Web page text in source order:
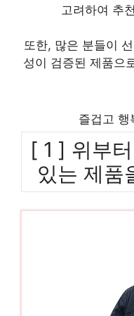
고려하여 추
또한, 많은 분들이
성이 검증된 제품으
즐겁고 행
[ 1 ] 위부
있는 제품